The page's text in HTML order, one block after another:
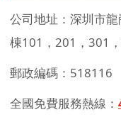
公司地址：深圳市
棟101，201，301
郵政編碼：518116
全國免費服務熱線：